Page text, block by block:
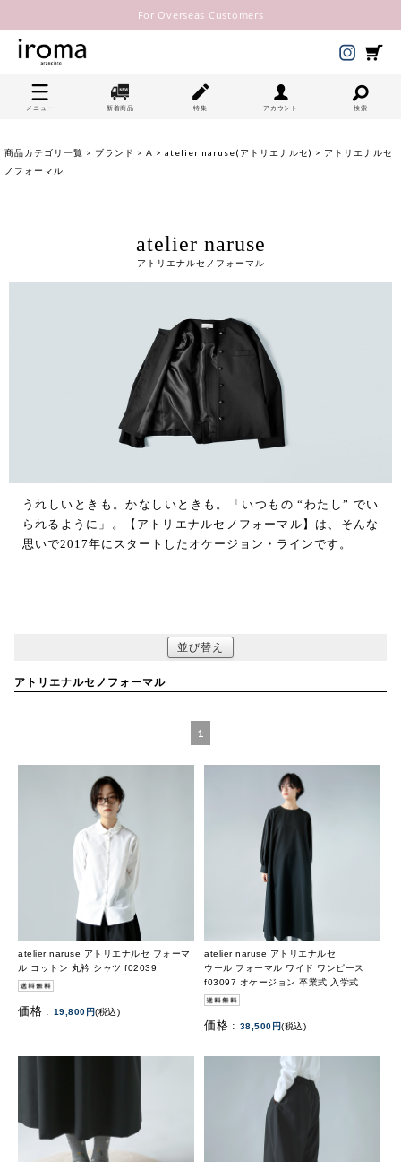
For Overseas Customers
メニュー 新着商品 特集 アカウント 検索
商品カテゴリ一覧 > ブランド > A > atelier naruse(アトリエナルセ) > アトリエナルセ
ノフォーマル
atelier naruse
アトリエナルセノフォーマル
うれしいときも。かなしいときも。「いつもの “わたし” でい
られるように」。【アトリエナルセノフォーマル】は、そんな
思いで2017年にスタートしたオケージョン・ラインです。
並び替え
アトリエナルセノフォーマル
1
atelier naruse アトリエナルセ フォーマ
ル コットン 丸衿 シャツ f02039
価格 : 19,800円(税込)
atelier naruse アトリエナルセ
ウール フォーマル ワイド ワンピース
f03097 オケージョン 卒業式 入学式
価格 : 38,500円(税込)